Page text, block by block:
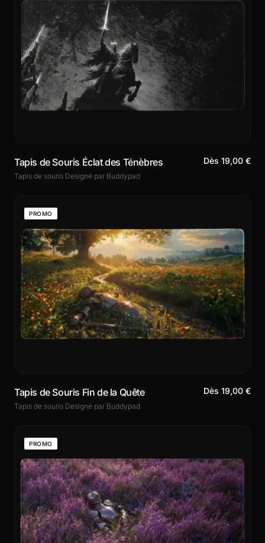
Tapis de Souris Éclat des Ténèbres
Tapis de souris Designé par Buddypad
Dès 19,00 €
PROMO
Tapis de Souris Fin de la Quête
Tapis de souris Designé par Buddypad
Dès 19,00 €
PROMO